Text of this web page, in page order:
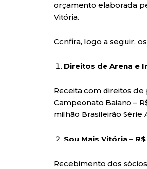
orçamento elaborada
Vitória.
Confira, logo a seguir,
Direitos de Arena e
Receita com direitos
Campeonato Baiano –
milhão Brasileirão Série
Sou Mais Vitória –
Recebimento dos